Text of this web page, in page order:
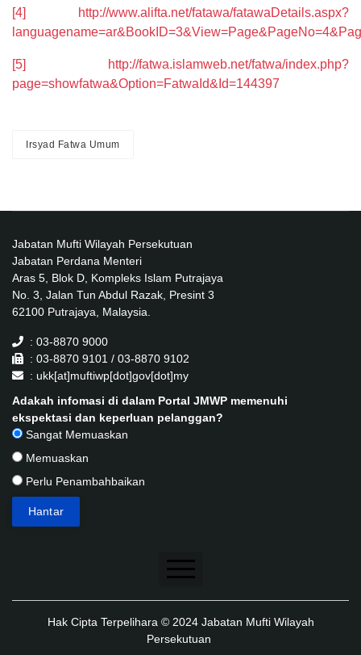
[4]
http://www.alifta.net/fatawa/fatawaDetails.aspx?
[5]
http://fatwa.islamweb.net/fatwa/index.php?
page=showfatwa&Option=FatwaId&Id=144397
Irsyad Fatwa Umum
Jabatan Mufti Wilayah Persekutuan
Jabatan Perdana Menteri
Aras 5, Blok D, Kompleks Islam Putrajaya
No. 3, Jalan Tun Abdul Razak, Presint 3
62100 Putrajaya, Malaysia.
: 03-8870 9000
: 03-8870 9101 / 03-8870 9102
: ukk[at]muftiwp[dot]gov[dot]my
Adakah infomasi di dalam Portal JMWP memenuhi
ekspektasi dan keperluan pelanggan?
Sangat Memuaskan
Memuaskan
Perlu Penambahbaikan
Penafian
Dasar Keselamatan
Hak Cipta Terpelihara © 2024 Jabatan Mufti Wilayah
Persekutuan